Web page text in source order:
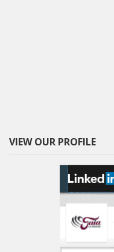
VIEW OUR PROFILE